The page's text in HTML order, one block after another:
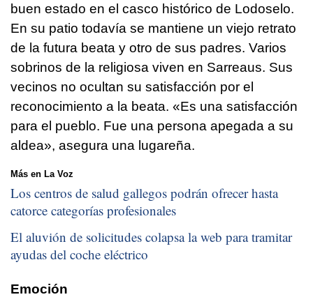
buen estado en el casco histórico de Lodoselo.
En su patio todavía se mantiene un viejo retrato
de la futura beata y otro de sus padres. Varios
sobrinos de la religiosa viven en Sarreaus. Sus
vecinos no ocultan su satisfacción por el
reconocimiento a la beata. «Es una satisfacción
para el pueblo. Fue una persona apegada a su
aldea», asegura una lugareña.
Más en La Voz
Los centros de salud gallegos podrán ofrecer hasta
catorce categorías profesionales
El aluvión de solicitudes colapsa la web para tramitar
ayudas del coche eléctrico
Emoción